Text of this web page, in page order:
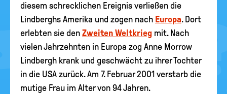
diesem schrecklichen Ereignis verließen die
Lindberghs Amerika und zogen nach Europa. Dort
erlebten sie den Zweiten Weltkrieg mit. Nach
vielen Jahrzehnten in Europa zog Anne Morrow
Lindbergh krank und geschwächt zu ihrer Tochter
in die USA zurück. Am 7. Februar 2001 verstarb die
mutige Frau im Alter von 94 Jahren.